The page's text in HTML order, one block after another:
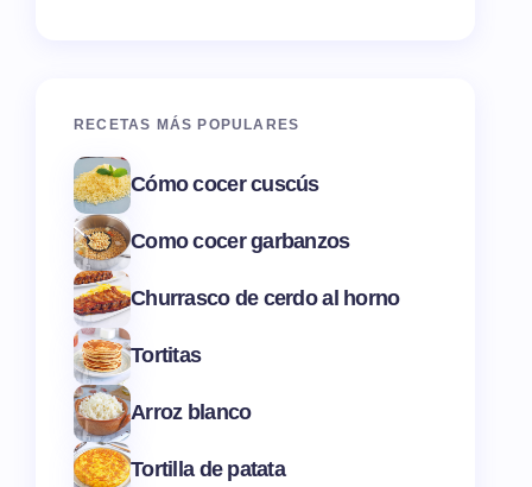
RECETAS MÁS POPULARES
Cómo cocer cuscús
Como cocer garbanzos
Churrasco de cerdo al horno
Tortitas
Arroz blanco
Tortilla de patata